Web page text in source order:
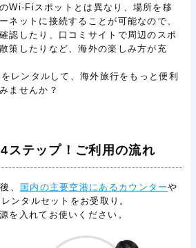
Wi-Fiスポットとは異なり、場所を移
ネットに接続することが可能なので、
認したり、口コミサイトで周辺のスポ
策したりなど、海外の楽しみ方が充
レンタルして、海外旅行をもっと便利
ませんか？
ステップ！ご利用の流れ
、 国内の主要空港にあるカウンターや
ンタルセットをお受取り。
を入れてお使いください。